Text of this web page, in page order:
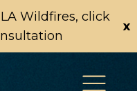
Wildfires, click
x